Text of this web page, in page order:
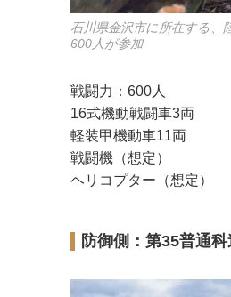
石川県金沢市に所在する、
600人が参加
戦闘力：600人
16式機動戦闘車3両
軽装甲機動車11両
戦闘機（想定）
ヘリコプター（想定）
防御側：第35普通